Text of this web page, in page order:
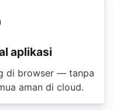
aplikasi
di browser — tanpa
aman di cloud.